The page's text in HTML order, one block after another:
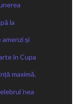
la
și
în Cupa
maximă.
̕nea